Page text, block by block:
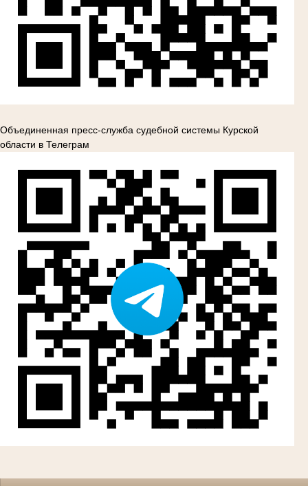
Объединенная пресс-служба судебной системы Курской
области в Телеграм